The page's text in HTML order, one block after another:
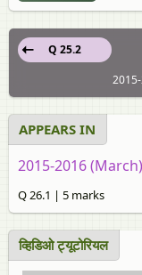
Q 25.2
APPEARS IN
2015-2016
Q 26.1 | 5 marks
व्हिडिओ ट्यूटोरियल